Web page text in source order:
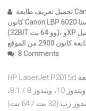
كانون Canon LBP 6020 ويندوز 7، ويندوز 10, 8.1، ويندوز 8، ويندوز فيستا
(32BIT وو 64 بت)، وXP وماك، تنزيل برنامج التشغيل Canon LBP6020
8 Comments
HP LaserJet P2015d تحميل تعريف طابعة by halunjadid •
أغسطس 25, 2016 لأنظمة التشغيل: ويندوز 10، ويندوز 8 / 8.1،